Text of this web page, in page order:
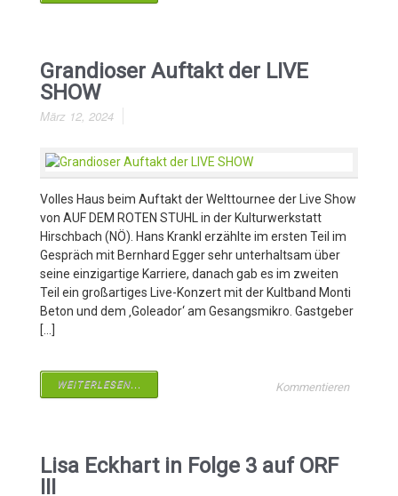
Grandioser Auftakt der LIVE
SHOW
März 12, 2024
Volles Haus beim Auftakt der Welttournee der Live Show
von AUF DEM ROTEN STUHL in der Kulturwerkstatt
Hirschbach (NÖ). Hans Krankl erzählte im ersten Teil im
Gespräch mit Bernhard Egger sehr unterhaltsam über
seine einzigartige Karriere, danach gab es im zweiten
Teil ein großartiges Live-Konzert mit der Kultband Monti
Beton und dem ‚Goleador‘ am Gesangsmikro. Gastgeber
[…]
WEITERLESEN... Kommentieren
Lisa Eckhart in Folge 3 auf ORF